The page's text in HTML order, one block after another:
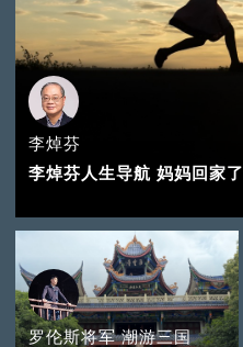
李焯芬
李焯芬人生导航 妈妈回家了
罗伦斯将军 潮游三国